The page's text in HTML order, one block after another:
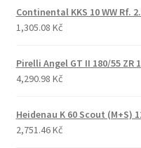
Continental KKS 10 WW Rf.
1,305.08 Kč
Pirelli Angel GT II 180/55 ZR
4,290.98 Kč
Heidenau K 60 Scout (M+S)
2,751.46 Kč